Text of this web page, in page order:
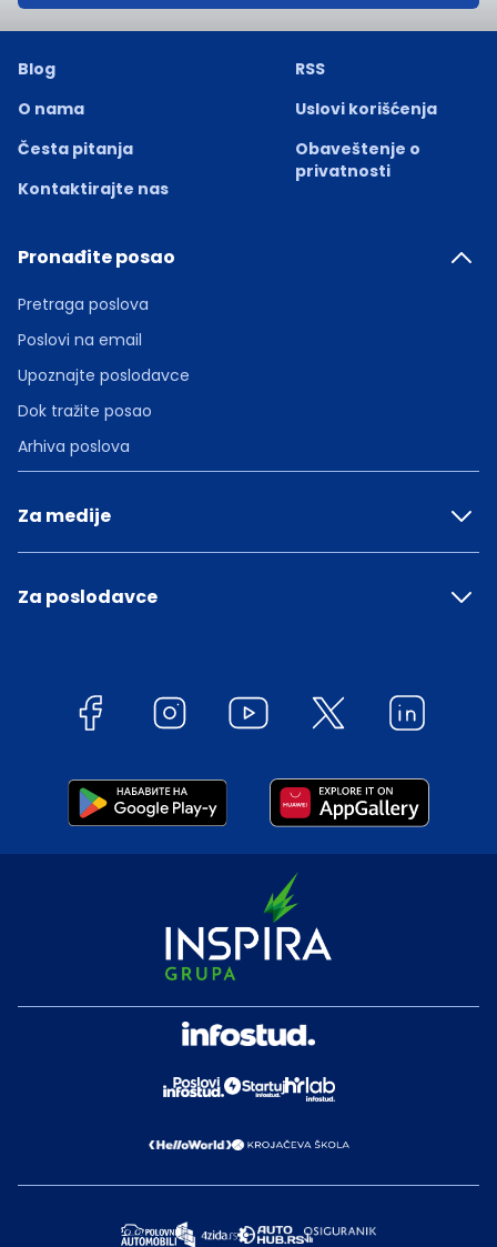
Blog
O nama
Česta pitanja
Kontaktirajte nas
RSS
Uslovi korišćenja
Obaveštenje o
privatnosti
Pronađite posao
Pretraga poslova
Poslovi na email
Upoznajte poslodavce
Dok tražite posao
Arhiva poslova
Za medije
Za poslodavce